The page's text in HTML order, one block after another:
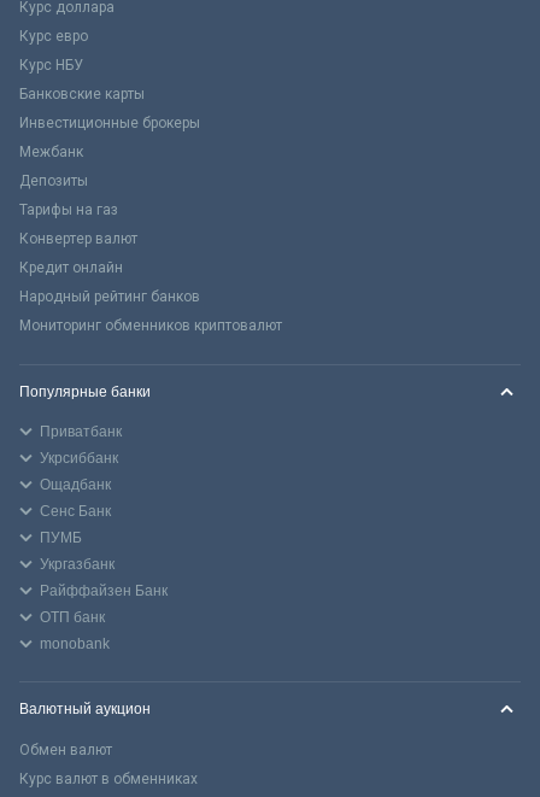
Курс доллара
Курс евро
Курс НБУ
Банковские карты
Инвестиционные брокеры
Межбанк
Депозиты
Тарифы на газ
Конвертер валют
Кредит онлайн
Народный рейтинг банков
Мониторинг обменников криптовалют
Популярные банки
Приватбанк
Укрсиббанк
Ощадбанк
Сенс Банк
ПУМБ
Укргазбанк
Райффайзен Банк
ОТП банк
monobank
Валютный аукцион
Обмен валют
Курс валют в обменниках